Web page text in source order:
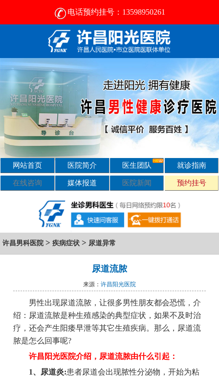
电话预约挂号：13598950261
许昌比较好的男性医院-2024正规男科医院排名-许昌阳光医院
网站首页 医院简介 医生团队 就诊指南
在线咨询 媒体报道 医院新闻 预约挂号
许昌男科医院 > 疾病症状 > 尿道异常
尿道流脓
来源： 许昌阳光医院
男性出现尿道流脓，让很多男性朋友都会恐慌，介
绍：尿道流脓是种生殖感染的典型症状，如果不及时治
疗，还会产生阳痿早泄等其它生殖疾病。那么，尿道流
脓是怎么回事呢?
许昌阳光医院介绍，尿道流脓由什么引起：
1、尿道炎:患者尿道会出现脓性分泌物，开始为粘